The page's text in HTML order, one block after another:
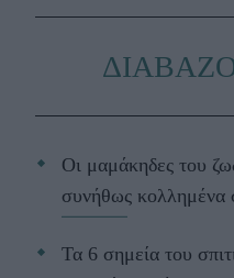
Οι μαμάκηδες του
συνήθως κολλημένα
Τα 6 σημεία του